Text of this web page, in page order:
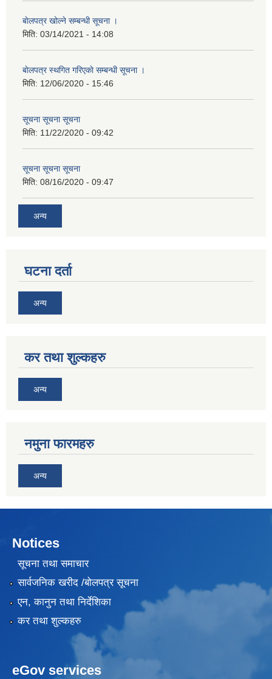
बाेलपत्र खोल्ने सम्बन्धी सूचना ।
मिति: 03/14/2021 - 14:08
बाेलपत्र स्थगित गरिएकाे सम्बन्धी सूचना ।
मिति: 12/06/2020 - 15:46
सूचना सूचना सूचना
मिति: 11/22/2020 - 09:42
सूचना सूचना सूचना
मिति: 08/16/2020 - 09:47
अन्य
घटना दर्ता
अन्य
कर तथा शुल्कहरु
अन्य
नमुना फारमहरु
अन्य
Notices
सूचना तथा समाचार
सार्वजनिक खरीद /बोलपत्र सूचना
एन, कानुन तथा निर्देशिका
कर तथा शुल्कहरु
eGov services